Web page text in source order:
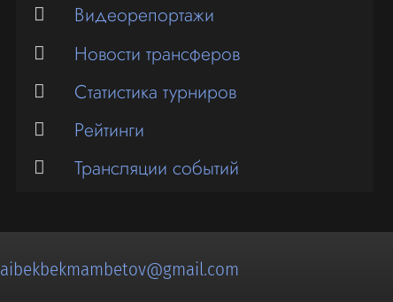
Видеорепортажи
Новости трансферов
Статистика турниров
Рейтинги
Трансляции событий
aibekbekmambetov@gmail.com